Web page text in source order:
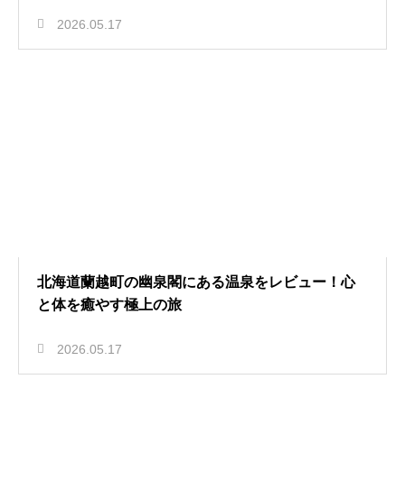
2026.05.17
北海道蘭越町の幽泉閣にある温泉をレビュー！心
と体を癒やす極上の旅
2026.05.17